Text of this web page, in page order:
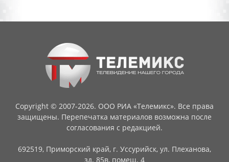
Copyright © 2007-2026. ООО РИА «Телемикс». Все права
защищены. Перепечатка материалов возможна после
согласования с редакцией.
692519, Приморский край, г. Уссурийск, ул. Плеханова,
зд. 85в, помещ. 4